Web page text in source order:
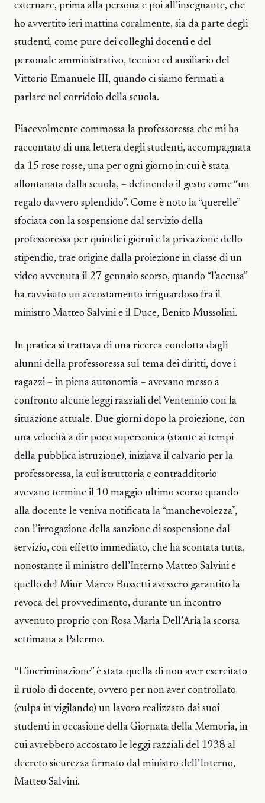
esternare, prima alla persona e poi all’insegnante, che
ho avvertito ieri mattina coralmente, sia da parte degli
studenti, come pure dei colleghi docenti e del
personale amministrativo, tecnico ed ausiliario del
Vittorio Emanuele III, quando ci siamo fermati a
parlare nel corridoio della scuola.
Piacevolmente commossa la professoressa che mi ha
raccontato di una lettera degli studenti, accompagnata
da 15 rose rosse, una per ogni giorno in cui è stata
allontanata dalla scuola, – definendo il gesto come “un
regalo davvero splendido”. Come è noto la “querelle”
sfociata con la sospensione dal servizio della
professoressa per quindici giorni e la privazione dello
stipendio, trae origine dalla proiezione in classe di un
video avvenuta il 27 gennaio scorso, quando “l’accusa”
ha ravvisato un accostamento irriguardoso fra il
ministro Matteo Salvini e il Duce, Benito Mussolini.
In pratica si trattava di una ricerca condotta dagli
alunni della professoressa sul tema dei diritti, dove i
ragazzi – in piena autonomia – avevano messo a
confronto alcune leggi razziali del Ventennio con la
situazione attuale. Due giorni dopo la proiezione, con
una velocità a dir poco supersonica (stante ai tempi
della pubblica istruzione), iniziava il calvario per la
professoressa, la cui istruttoria e contradditorio
avevano termine il 10 maggio ultimo scorso quando
alla docente le veniva notificata la “manchevolezza”,
con l’irrogazione della sanzione di sospensione dal
servizio, con effetto immediato, che ha scontata tutta,
nonostante il ministro dell’Interno Matteo Salvini e
quello del Miur Marco Bussetti avessero garantito la
revoca del provvedimento, durante un incontro
avvenuto proprio con Rosa Maria Dell’Aria la scorsa
settimana a Palermo.
“L’incriminazione” è stata quella di non aver esercitato
il ruolo di docente, ovvero per non aver controllato
(culpa in vigilando) un lavoro realizzato dai suoi
studenti in occasione della Giornata della Memoria, in
cui avrebbero accostato le leggi razziali del 1938 al
decreto sicurezza firmato dal ministro dell’Interno,
Matteo Salvini.